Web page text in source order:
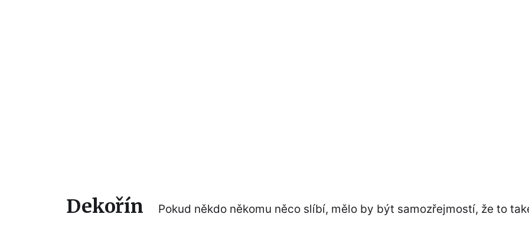
Dekořín Pokud někdo někomu něco slíbí, mělo by být samozřejmostí, že to